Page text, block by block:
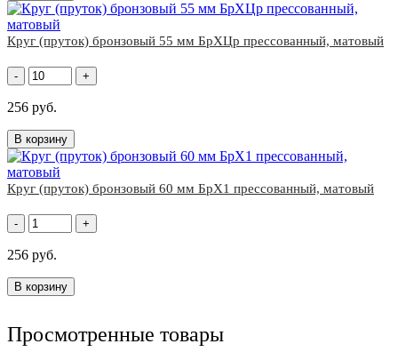
Круг (пруток) бронзовый 55 мм БрХЦр прессованный, матовый
- +
256 руб.
В корзину
Круг (пруток) бронзовый 60 мм БрХ1 прессованный, матовый
- +
256 руб.
В корзину
Просмотренные товары